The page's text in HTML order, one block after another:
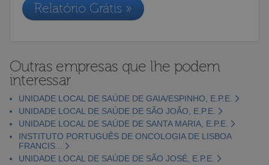
Relatório Grátis »
Outras empresas que lhe podem
interessar
UNIDADE LOCAL DE SAÚDE DE GAIA/ESPINHO, E.P.E.
UNIDADE LOCAL DE SAÚDE DE SÃO JOÃO, E.P.E.
UNIDADE LOCAL DE SAÚDE DE SANTA MARIA, E.P.E.
INSTITUTO PORTUGUÊS DE ONCOLOGIA DE LISBOA
FRANCIS...
UNIDADE LOCAL DE SAÚDE DE SÃO JOSÉ, E.P.E.